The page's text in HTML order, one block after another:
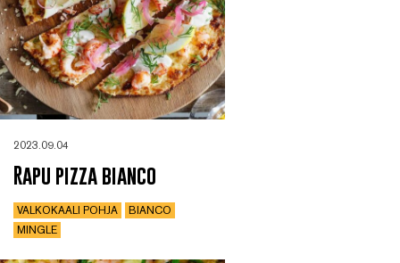
2023.09.04
Rapu pizza bianco
VALKOKAALI POHJA
BIANCO
MINGLE